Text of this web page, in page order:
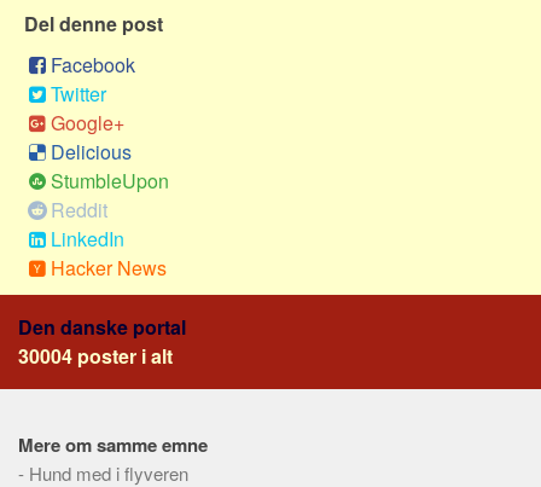
Bolig
Virksomhed
Investering
Pension og opsparing
Forbrug
Social sikring og sundhed
Transport
Aspekter
Økonomi
Jura og regler
Del denne post
Facebook
Twitter
Google+
Delicious
StumbleUpon
Reddit
LinkedIn
Hacker News
Den danske portal
30004 poster i alt
Mere om samme emne
- Hund med i flyveren